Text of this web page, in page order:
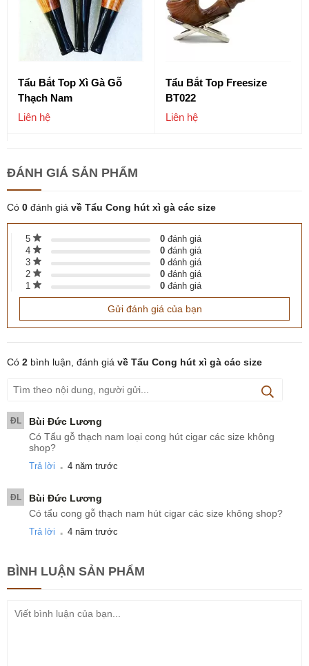
Tẩu Bắt Top Xì Gà Gỗ
Thạch Nam
Liên hệ
Tẩu Bắt Top Freesize
BT022
Liên hệ
ĐÁNH GIÁ SẢN PHẨM
Có 0 đánh giá về Tẩu Cong hút xì gà các size
5 0 đánh giá
4
0 đánh giá
3
0 đánh giá
2
0 đánh giá
1
0 đánh giá
Gửi đánh giá của bạn
Có 2 bình luận, đánh giá về Tẩu Cong hút xì gà các size
ĐL
Bùi Đức Lương
Có Tẩu gỗ thạch nam loại cong hút cigar các size không
shop?
Trả lời . 4 năm trước
ĐL
Bùi Đức Lương
Có tẩu cong gỗ thạch nam hút cigar các size không shop?
Trả lời . 4 năm trước
BÌNH LUẬN SẢN PHẨM